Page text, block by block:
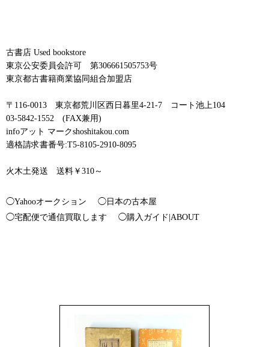
古書店 Used bookstore
東京公安委員会許可 第306661505753号
東京都古書籍商業協同組合加盟店
〒116-0013 東京都荒川区西日暮里4-21-7 コート池上104
03-5842-1552 (FAX兼用)
infoアット マークshoshitakou.com
適格請求書番号:T5-8105-2910-8095
火木土発送 送料￥310～
◯Yahooオークション
◯日本の古本屋
◯宅配便で通信買取します
◯購入ガイド|ABOUT